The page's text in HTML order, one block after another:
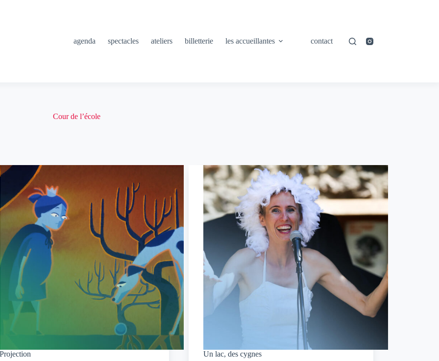
agenda spectacles ateliers billetterie les accueillantes contact
Cour de l’école
Projection
Un lac, des cygnes